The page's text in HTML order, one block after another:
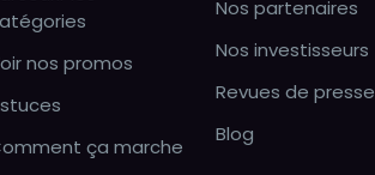
nos promos
ça marche
Nos partenaires
Nos investisseurs
Revues de presse
Blog